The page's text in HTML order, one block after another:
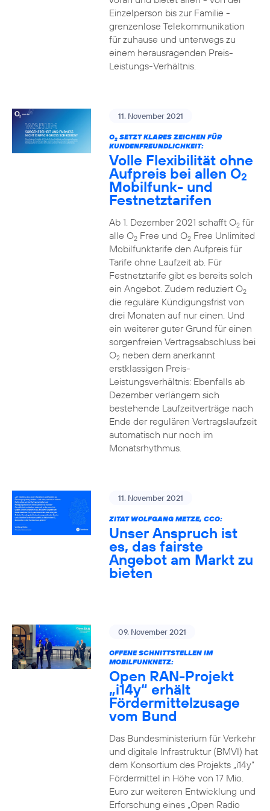
Einzelperson bis zur Familie -
grenzenlose Telekommunikation
für zuhause und unterwegs zu
einem herausragenden Preis-
Leistungs-Verhältnis.
11. November 2021
O2SETZT KLARES ZEICHEN FÜR
KUNDENFREUNDLICHKEIT:
Volle Flexibilität ohne
Aufpreis bei allen O2
Mobilfunk- und
Festnetztarifen
Ab 1. Dezember 2021 schafft O2für
alle O2Free und O2Free Unlimited
Mobilfunktarife den Aufpreis für
Tarife ohne Laufzeit ab. Für
Festnetztarife gibt es bereits solch
ein Angebot. Zudem reduziert O2
die reguläre Kündigungsfrist von
drei Monaten auf nur einen. Und
ein weiterer guter Grund für einen
sorgenfreien Vertragsabschluss bei
O2neben dem anerkannt
erstklassigen Preis-
Leistungsverhältnis: Ebenfalls ab
Dezember verlängern sich
bestehende Laufzeitverträge nach
Ende der regulären Vertragslaufzeit
automatisch nur noch im
Monatsrhythmus.
11. November 2021
ZITAT WOLFGANG METZE, CCO:
Unser Anspruch ist
es, das fairste
Angebot am Markt zu
bieten
09. November 2021
OFFENE SCHNITTSTELLEN IM
MOBILFUNKNETZ:
Open RAN-Projekt
„i14y“ erhält
Fördermittelzusage
vom Bund
Das Bundesministerium für Verkehr
und digitale Infrastruktur (BMVI) hat
dem Konsortium des Projekts „i14y“
Fördermittel in Höhe von 17 Mio.
Euro zur weiteren Entwicklung und
Erforschung eines „Open Radio